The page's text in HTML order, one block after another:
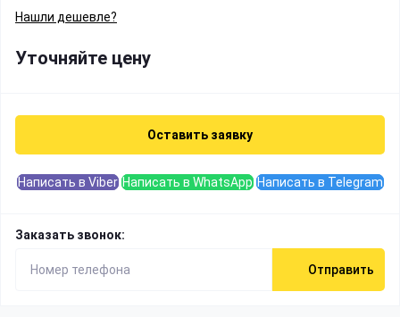
Нашли дешевле?
Уточняйте цену
Оставить заявку
Написать в Viber Написать в WhatsApp Написать в Telegram
Заказать звонок:
Отправить